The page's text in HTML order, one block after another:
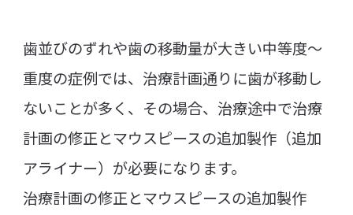
歯並びのずれや歯の移動量が大きい中等度～
重度の症例では、治療計画通りに歯が移動し
ないことが多く、その場合、治療途中で治療
計画の修正とマウスピースの追加製作（追加
アライナー）が必要になります。
治療計画の修正とマウスピースの追加製作